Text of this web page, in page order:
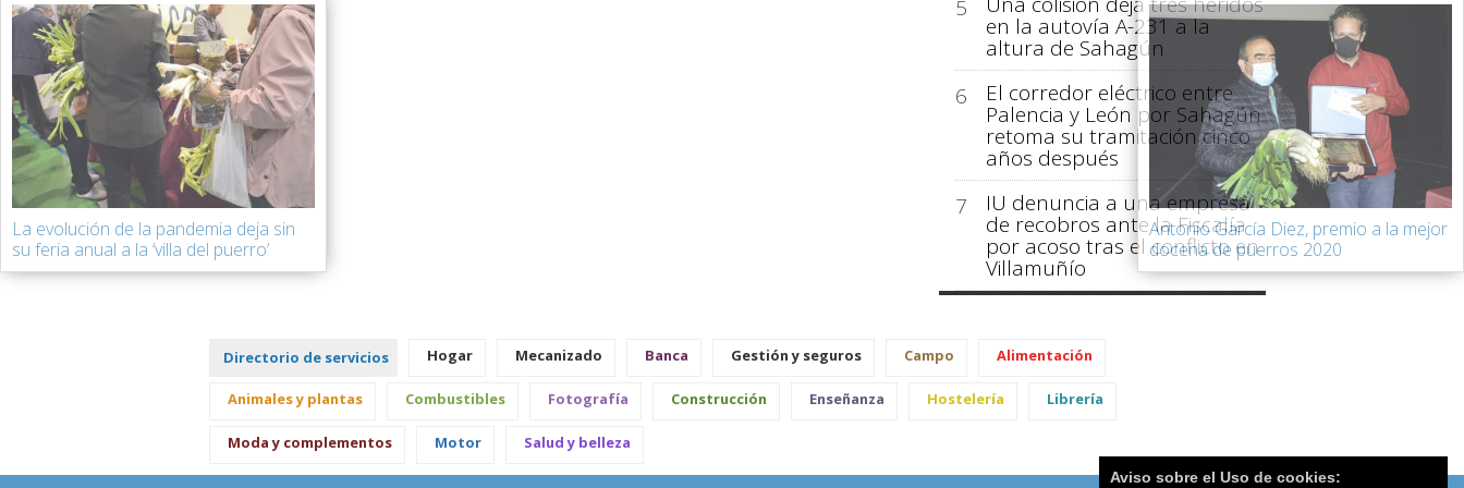
5
en la autovía A-231 a la
altura de Sahagún
6
El corredor eléctrico entre
Palencia y León por Sahagún
retoma su tramitación cinco
años después
7
IU denuncia a una empresa
de recobros ante la Fiscalía
por acoso tras el conflicto en
Villamuñío
La evolución de la pandemia deja sin
su feria anual a la ‘villa del puerro’
Antonio García Diez, premio a la mejor
docena de puerros 2020
Directorio de servicios Hogar Mecanizado Banca Gestión y seguros Campo Alimentación
Animales y plantas Combustibles Fotografía Construcción Enseñanza Hostelería Librería
Moda y complementos Motor Salud y belleza
Aviso sobre el Uso de cookies: